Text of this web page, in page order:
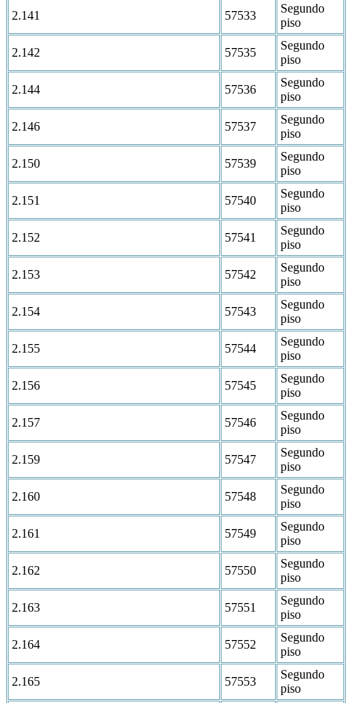
2.141 57533
Segundo
piso
2.142 57535
Segundo
piso
2.144 57536
Segundo
piso
2.146 57537
Segundo
piso
2.150 57539
Segundo
piso
2.151 57540
Segundo
piso
2.152 57541
Segundo
piso
2.153 57542
Segundo
piso
2.154 57543
Segundo
piso
2.155 57544
Segundo
piso
2.156 57545
Segundo
piso
2.157 57546
Segundo
piso
2.159 57547
Segundo
piso
2.160 57548
Segundo
piso
2.161 57549
Segundo
piso
2.162 57550
Segundo
piso
2.163 57551
Segundo
piso
2.164 57552
Segundo
piso
2.165 57553
Segundo
piso